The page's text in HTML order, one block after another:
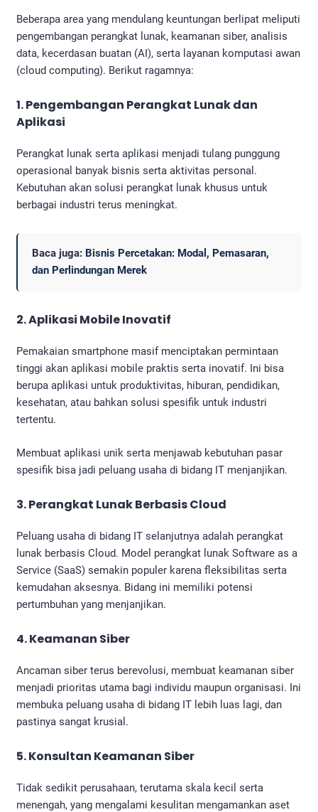
Beberapa area yang mendulang keuntungan berlipat meliputi
pengembangan perangkat lunak, keamanan siber, analisis
data, kecerdasan buatan (AI), serta layanan komputasi awan
(cloud computing). Berikut ragamnya:
1. Pengembangan Perangkat Lunak dan
Aplikasi
Perangkat lunak serta aplikasi menjadi tulang punggung
operasional banyak bisnis serta aktivitas personal.
Kebutuhan akan solusi perangkat lunak khusus untuk
berbagai industri terus meningkat.
Baca juga: Bisnis Percetakan: Modal, Pemasaran,
dan Perlindungan Merek
2. Aplikasi Mobile Inovatif
Pemakaian smartphone masif menciptakan permintaan
tinggi akan aplikasi mobile praktis serta inovatif. Ini bisa
berupa aplikasi untuk produktivitas, hiburan, pendidikan,
kesehatan, atau bahkan solusi spesifik untuk industri
tertentu.
Membuat aplikasi unik serta menjawab kebutuhan pasar
spesifik bisa jadi peluang usaha di bidang IT menjanjikan.
3. Perangkat Lunak Berbasis Cloud
Peluang usaha di bidang IT selanjutnya adalah perangkat
lunak berbasis Cloud. Model perangkat lunak Software as a
Service (SaaS) semakin populer karena fleksibilitas serta
kemudahan aksesnya. Bidang ini memiliki potensi
pertumbuhan yang menjanjikan.
4.Keamanan Siber
Ancaman siber terus berevolusi, membuat keamanan siber
menjadi prioritas utama bagi individu maupun organisasi. Ini
membuka peluang usaha di bidang IT lebih luas lagi, dan
pastinya sangat krusial.
5. Konsultan Keamanan Siber
Tidak sedikit perusahaan, terutama skala kecil serta
menengah, yang mengalami kesulitan mengamankan aset